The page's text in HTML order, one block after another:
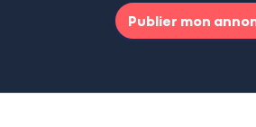
Publier mon